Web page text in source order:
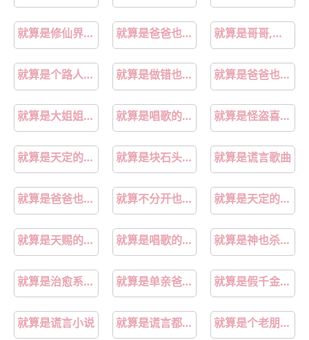
就算是修仙界炮灰也要勇敢摆烂免费阅读 就算是爸爸也要第一季全集在线观看完整版 就算是哥哥,有爱就没问题了,对吧
就算是个路人也绝不放弃动漫 就算是做错也害怕会错过 就算是爸爸也想做未删减在线观看樱花动漫
就算是大姐姐也想谈恋爱 就算是唱歌的大姐姐也第一季 就算是怪盗喜欢上侦探也没关系吧
就算是天定的良缘也会有些辛苦 就算是块石头也该捂热了 就算是谎言歌曲
就算是爸爸也想做未删减在线观看樱花动漫在线看完整免费版 就算不分开也会受伤害dj 就算是天定的良缘古风
就算是天赐的良缘是哪首歌的歌词 就算是唱歌的大姐姐也想谈恋爱 就算是神也杀给你看什么梗
就算是治愈系也要上战场 就算是单亲爸爸也可以谈恋爱动漫 就算是假千金也要勇敢摆烂小说
就算是谎言小说 就算是谎言都不敢拆穿 就算是个老朋友也让我牵挂